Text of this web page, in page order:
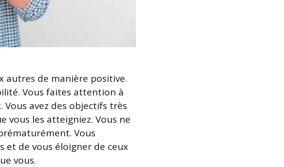
autres de manière positive.
Vous faites attention à
Vous avez des objectifs très
vous les atteigniez. Vous ne
Vous
et de vous éloigner de ceux
vous.